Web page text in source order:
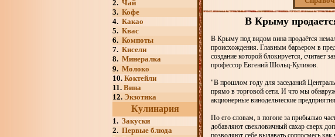
2. Чай
3. Кофе
4. Какао
5. Квас
6. Компоты
7. Кисели
8. Минералка
9. Молоко
10. Коктейли
11. Вина
12. Экзотика
Кулинария
1. Закуски
2. Первые блюда
В Крыму
В Крыму под видом вина продаётся
происхождения. Главным барьером в
создание которой блокируется, считает
профессор Евгений Шольц-Куликов.
"В прошлом году для заседаний
прямо в торговой сети. И что мы
акционерные винодельческие
По его словам, в погоне за прибылью
добавляют свекловичный сахар сверх
позволяют себе выдавать сортосмесь